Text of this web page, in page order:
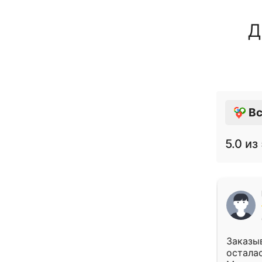
5.0 из